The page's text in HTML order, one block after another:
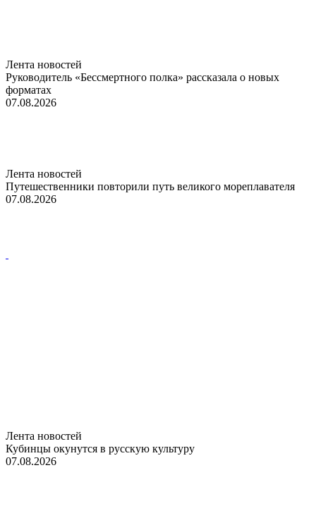
Лента новостей
Руководитель «Бессмертного полка» рассказала о новых
форматах
07.08.2026
Лента новостей
Путешественники повторили путь великого мореплавателя
07.08.2026
Лента новостей
Кубинцы окунутся в русскую культуру
07.08.2026